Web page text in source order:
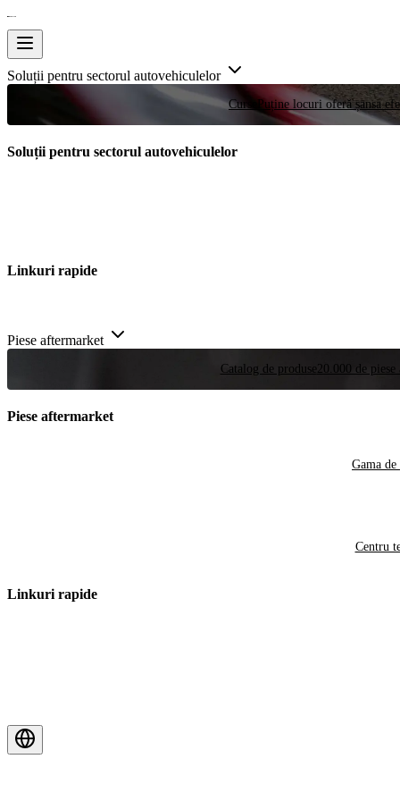
Soluții pentru sectorul autovehiculelor
Curse Puține locuri oferă șansa
Soluții pentru sectorul autovehiculelor
Linkuri rapide
Piese aftermarket
Catalog de produse 20.000 de
Piese aftermarket
Gama de
Centru
Linkuri rapide